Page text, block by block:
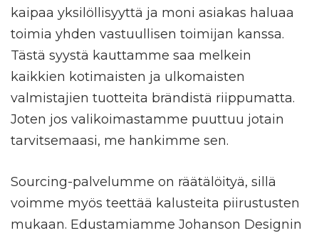
kaipaa yksilöllisyyttä ja moni asiakas haluaa
toimia yhden vastuullisen toimijan kanssa.
Tästä syystä kauttamme saa melkein
kaikkien kotimaisten ja ulkomaisten
valmistajien tuotteita brändistä riippumatta.
Joten jos valikoimastamme puuttuu jotain
tarvitsemaasi, me hankimme sen.
Sourcing-palvelumme on räätälöityä, sillä
voimme myös teettää kalusteita piirustusten
mukaan. Edustamiamme Johanson Designin